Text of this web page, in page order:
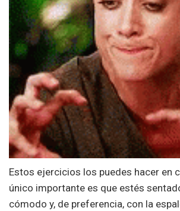
Estos ejercicios los puedes hacer en
único importante es que estés
cómodo y, de preferencia, con la